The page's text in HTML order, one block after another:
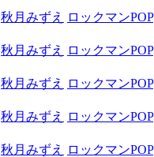
秋月みずえ ロックマンPOP
秋月みずえ ロックマンPOP
秋月みずえ ロックマンPOP
秋月みずえ ロックマンPOP
秋月みずえ ロックマンPOP